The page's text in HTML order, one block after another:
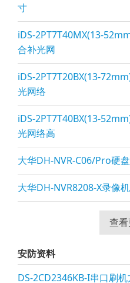
寸
iDS-2PT7T40MX(13-
合补光网
iDS-2PT7T20BX(13-
光网络
iDS-2PT7T40BX(13-
光网络高
大华DH-NVR-C06/Pro硬
大华DH-NVR8208-X录像
查
安防资料
DS-2CD2346KB-I串口刷